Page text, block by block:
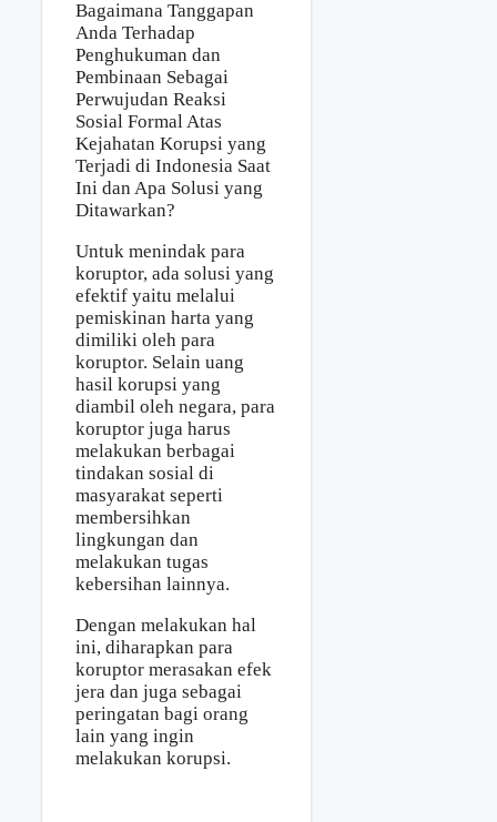
Untuk menindak para
koruptor, ada solusi yang
efektif yaitu melalui
pemiskinan harta yang
dimiliki oleh para
koruptor. Selain uang
hasil korupsi yang
diambil oleh negara, para
koruptor juga harus
melakukan berbagai
tindakan sosial di
masyarakat seperti
membersihkan
lingkungan dan
melakukan tugas
kebersihan lainnya.
Dengan melakukan hal
ini, diharapkan para
koruptor merasakan efek
jera dan juga sebagai
peringatan bagi orang
lain yang ingin
melakukan korupsi.